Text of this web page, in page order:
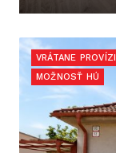
VRÁTANE
MOŽNOSŤ HÚ